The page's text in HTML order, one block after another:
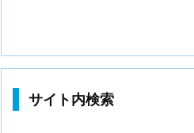
サイト内検索